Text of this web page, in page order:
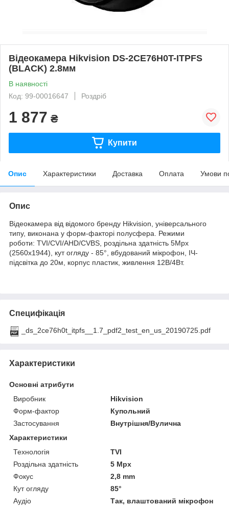
Відеокамера Hikvision DS-2CE76H0T-ITPFS
(BLACK) 2.8мм
В наявності
Код: 99-00016647
Роздріб
1 877 ₴
Купити
Опис Характеристики Доставка Оплата Умови
Опис
Відеокамера від відомого бренду Hikvision, універсального
типу, виконана у форм-факторі полусфера. Режими
роботи: TVI/CVI/AHD/CVBS, роздільна здатність 5Мрх
(2560х1944), кут огляду - 85°, вбудований мікрофон, ІЧ-
підсвітка до 20м, корпус пластик, живлення 12В/4Вт.
Специфікація
_ds_2ce76h0t_itpfs__1.7_pdf2_test_en_us_20190725.pdf
Характеристики
Основні атрибути
Виробник
Hikvision
Форм-фактор
Купольний
Застосування
Внутрішня/Вулична
Характеристики
Технологія
TVI
Роздільна здатність
5 Mpx
Фокус
2,8 mm
Кут огляду
85°
Аудіо
Так, влаштований мікрофон